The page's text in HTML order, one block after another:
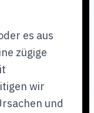
es aus
zügige
wir
und